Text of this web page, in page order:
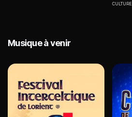
CULTURE
Musique à venir